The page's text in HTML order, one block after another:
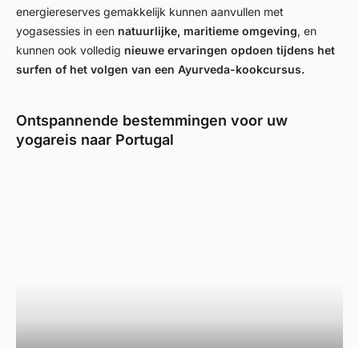
energiereserves gemakkelijk kunnen aanvullen met
yogasessies in een natuurlijke, maritieme omgeving, en
kunnen ook volledig nieuwe ervaringen opdoen tijdens het
surfen of het volgen van een Ayurveda-kookcursus.
Ontspannende bestemmingen voor uw
yogareis naar Portugal